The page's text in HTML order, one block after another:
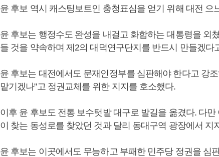
윤 후보 역시 캐스팅보트인 충청표심을 얻기 위해 대전 으
윤 후보는 행정수도 완성을 내걸고 화합하는 대통령을 외
들 것을 약속하며 제2의 대덕연구단지를 반드시 만들겠다
윤 후보는 대전에서도 문재인정부를 심판해야 한다고 강
맡기겠나"고 정권교체를 위한 지지를 호소했다.
이후 윤 후보도 전통 보수텃밭 대구로 발길을 옮겼다. 다
이 찾는 동성로를 찾았던 것과 달리 동대구역 광장에서 지
윤 후보는 이곳에서도 무능하고 부패한 민주당 정권을 심